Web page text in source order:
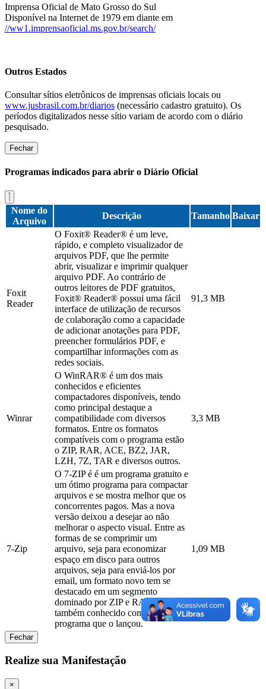
Imprensa Oficial de Mato Grosso do Sul
Disponível na Internet de 1979 em diante em
//ww1.imprensaoficial.ms.gov.br/search/
Outros Estados
Consultar sítios eletrônicos de imprensas oficiais locais ou
www.jusbrasil.com.br/diarios (necessário cadastro gratuito). Os
períodos digitalizados nesse sítio variam de acordo com o diário
pesquisado.
Fechar
Programas indicados para abrir o Diário Oficial
Nome do
Arquivo
Descrição Tamanho Baixar
Foxit
Reader
O Foxit® Reader® é um leve,
rápido, e completo visualizador de
arquivos PDF, que lhe permite
abrir, visualizar e imprimir qualquer
arquivo PDF. Ao contrário de
outros leitores de PDF gratuitos,
Foxit® Reader® possui uma fácil
interface de utilização de recursos
de colaboração como a capacidade
de adicionar anotações para PDF,
preencher formulários PDF, e
compartilhar informações com as
redes sociais.
91,3 MB
Winrar
O WinRAR® é um dos mais
conhecidos e eficientes
compactadores disponíveis, tendo
como principal destaque a
compatibilidade com diversos
formatos. Entre os formatos
compatíveis com o programa estão
o ZIP, RAR, ACE, BZ2, JAR,
LZH, 7Z, TAR e diversos outros.
3,3 MB
7-Zip
O 7-ZIP é é um programa gratuito e
um ótimo programa para compactar
arquivos e se mostra melhor que os
concorrentes pagos. Mas a nova
versão deixou a desejar ao não
melhorar o aspecto visual. Entre as
formas de se comprimir um
arquivo, seja para economizar
espaço em disco para outros
arquivos, seja para enviá-los por
email, um formato novo tem se
destacado em um segmento
dominado por ZIP e RAR, é o 7Z,
também conhecido como 7-Zip, o
programa que o lançou.
1,09 MB
Fechar
Realize sua Manifestação
×